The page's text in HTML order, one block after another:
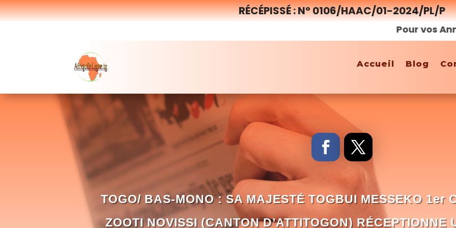
RÉCÉPISSÉ : N° 0106/HAAC/01-2024/PL/P
Pour vos
Accueil Blog
TOGO/ BAS-MONO : SA MAJESTÉ TOGBUI MESSEKO 1er
ZOOTI NOVISSI (CANTON D’ATTITOGON) RÉCEPTIONNE